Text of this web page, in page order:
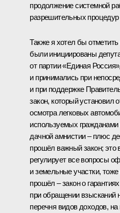
продолжение системной
разрешительных процедур
Также я хотел бы
были инициированы
от партии «Единая
и принимались при
и при поддержке
закон, который установил
осмотра легковых
используемых
дачной амнистии – плюс
прошёл важный закон; это
регулирует все вопросы
и земельные участки,
прошёл – закон о
при обращении взысканий
перечня видов доходов,